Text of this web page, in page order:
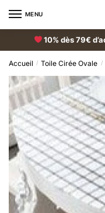
MENU
10% dès 79€
Accueil / Toile Cirée Ovale /